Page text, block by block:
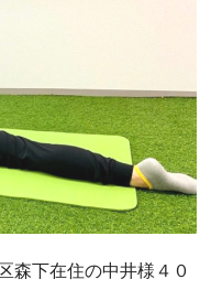
森下在住の中井様４０